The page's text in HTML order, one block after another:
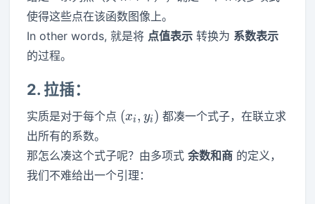
使得这些点在该函数图像上。
In other words, 就是将 点值表示 转换为 系数表示
的过程。
2. 拉插：
实质是对于每个点 (x_i,y_i)
(xi , yi ) 都凑一个式子，在联立求
出所有的系数。
那怎么凑这个式子呢？由多项式余数和商 的定义，
我们不难给出一个引理：